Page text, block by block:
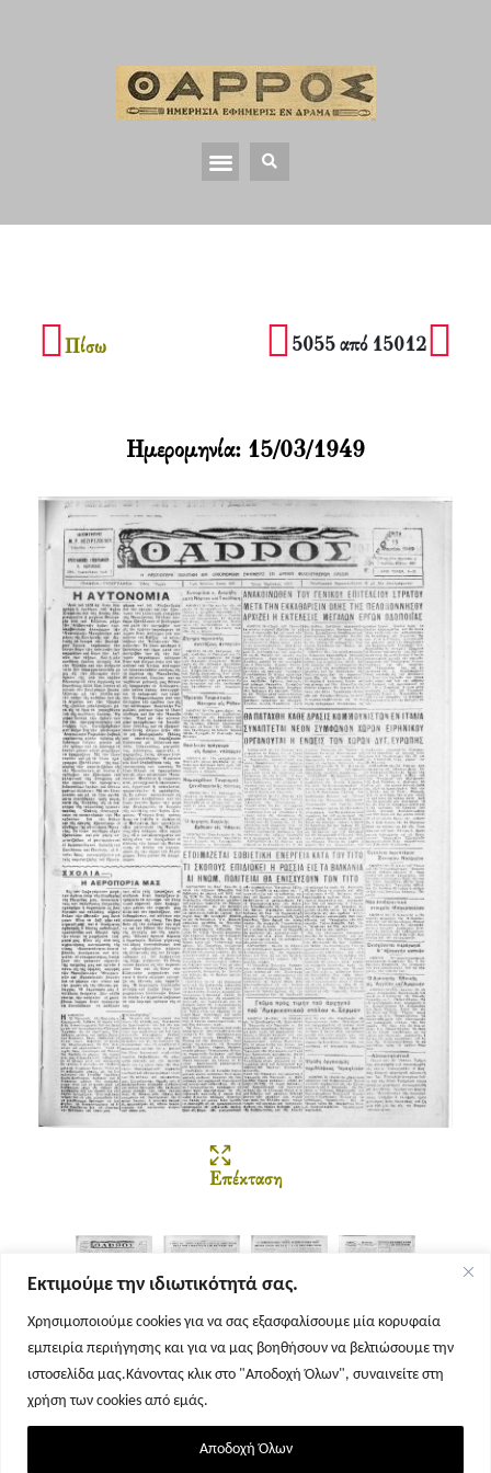
Εκτιμούμε την ιδιωτικότητά σας.
Χρησιμοποιούμε cookies για να σας εξασφαλίσουμε μία κορυφαία
εμπειρία περιήγησης και για να μας βοηθήσουν να βελτιώσουμε την
ιστοσελίδα μας.Κάνοντας κλικ στο "Αποδοχή Όλων", συναινείτε στη
χρήση των cookies από εμάς.
Αποδοχή Όλων
Πίσω 5055 από 15012
Επέκταση
Σελίδα 1 Σελίδα 2 Σελίδα 3 Σελίδα 4
Ημερομηνία: 15/03/1949